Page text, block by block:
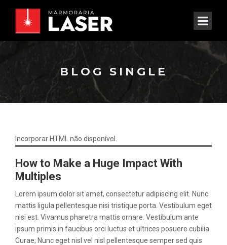
BLOG SINGLE
Incorporar HTML não disponível.
How to Make a Huge Impact With
Multiples
Lorem ipsum dolor sit amet, consectetur adipiscing elit. Nunc
mattis ligula pellentesque nisi tristique porta. Vestibulum eget
nisi est. Vivamus pharetra mattis ornare. Vestibulum ante
ipsum primis in faucibus orci luctus et ultrices posuere cubilia
Curae; Nunc eget nisl vel nisl pellentesque semper sed quis